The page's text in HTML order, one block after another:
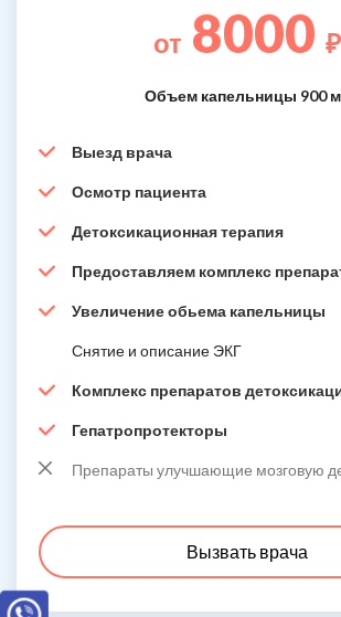
от 8000 ₽
Объем капельницы 900
Выезд врача
Осмотр пациента
Детоксикационная терапия
Предоставляем комплекс
Увеличение обьема капельницы
Снятие и описание ЭКГ
Комплекс препаратов
Гепатропротекторы
Препараты улучшающие мозговую
Вызвать врача